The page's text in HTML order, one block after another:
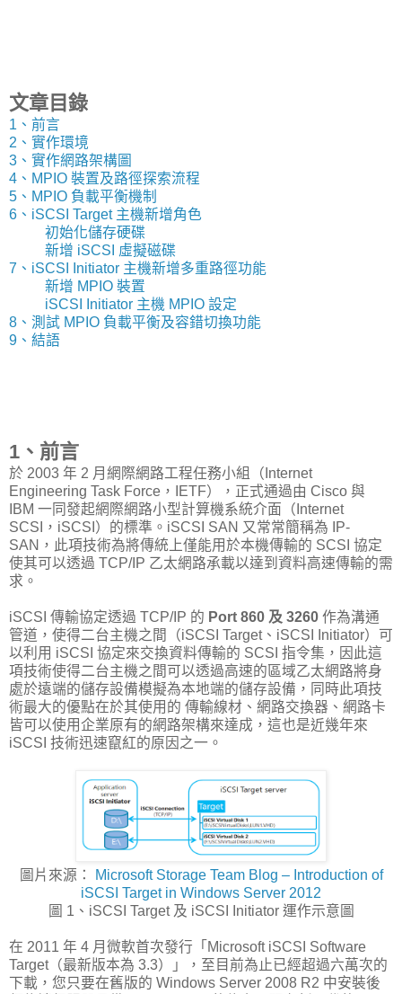
文章目錄
1、前言
2、實作環境
3、實作網路架構圖
4、MPIO 裝置及路徑探索流程
5、MPIO 負載平衡機制
6、iSCSI Target 主機新增角色
初始化儲存硬碟
新增 iSCSI 虛擬磁碟
7、iSCSI Initiator 主機新增多重路徑功能
新增 MPIO 裝置
iSCSI Initiator 主機 MPIO 設定
8、測試 MPIO 負載平衡及容錯切換功能
9、結語
1、前言
於 2003 年 2 月網際網路工程任務小組（Internet
Engineering Task Force，IETF），正式通過由 Cisco 與
IBM 一同發起網際網路小型計算機系統介面（Internet
SCSI，iSCSI）的標準。iSCSI SAN 又常常簡稱為 IP-
SAN，此項技術為將傳統上僅能用於本機傳輸的 SCSI 協定
使其可以透過 TCP/IP 乙太網路承載以達到資料高速傳輸的需
求。
iSCSI 傳輸協定透過 TCP/IP 的 Port 860 及 3260 作為溝通
管道，使得二台主機之間（iSCSI Target、iSCSI Initiator）可
以利用 iSCSI 協定來交換資料傳輸的 SCSI 指令集，因此這
項技術使得二台主機之間可以透過高速的區域乙太網路將身
處於遠端的儲存設備模擬為本地端的儲存設備，同時此項技
術最大的優點在於其使用的 傳輸線材、網路交換器、網路卡
皆可以使用企業原有的網路架構來達成，這也是近幾年來
iSCSI 技術迅速竄紅的原因之一。
圖片來源：
Microsoft Storage Team Blog – Introduction of
iSCSI Target in Windows Server 2012
圖 1、iSCSI Target 及 iSCSI Initiator 運作示意圖
在 2011 年 4 月微軟首次發行「Microsoft iSCSI Software
Target（最新版本為 3.3）」，至目前為止已經超過六萬次的
下載，您只要在舊版的 Windows Server 2008 R2 中安裝後